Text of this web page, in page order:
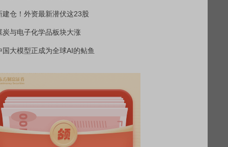
建仓！外资最新潜伏这23股
炭与电子化学品板块大涨
国大模型正成为全球AI的鲇鱼